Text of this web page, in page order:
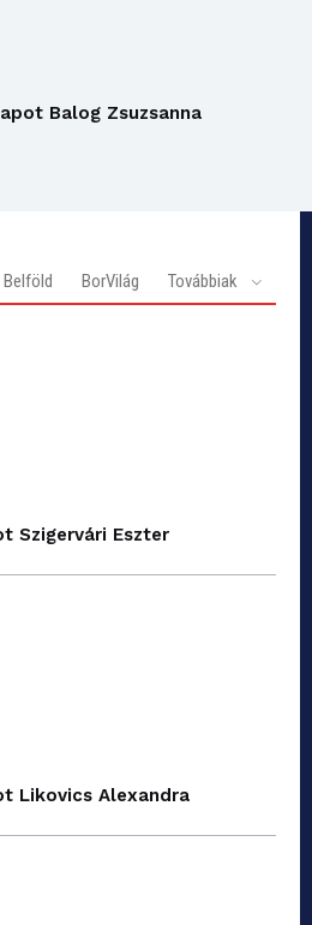
Balog Zsuzsanna
Belföld BorVilág Továbbiak
Szigervári Eszter
Likovics Alexandra